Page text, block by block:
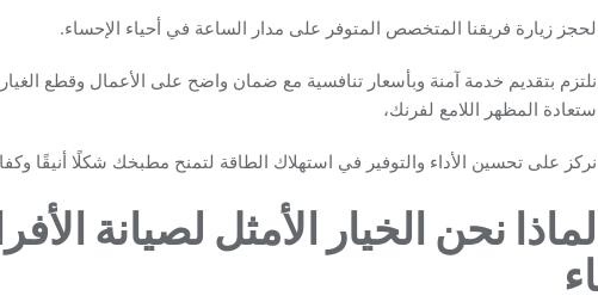
لحجز زيارة فريقنا المتخصص المتوفر على مدار الساعة في أحياء الإحساء.
نلتزم بتقديم خدمة آمنة وبأسعار تنافسية مع ضمان واضح على الأعمال وقطع الغيار.
ستعادة المظهر اللامع لفرنك،
نركز على تحسين الأداء والتوفير في استهلاك الطاقة لتمنح مطبخك شكلًا أنيقًا
لماذا نحن الخيار الأمثل لصيانة
اء